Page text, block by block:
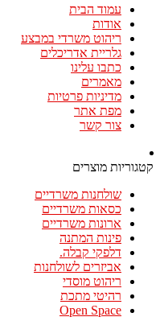
עמוד הבית
אודות
ריהוט משרדי במבצע
גלריית אדריכלים
כתבו עלינו
מאמרים
מדיניות פרטיות
מפת אתר
צור קשר
קטגוריות מוצרים
שולחנות משרדיים
כסאות משרדיים
ארונות משרדיים
פינות המתנה
דלפקי קבלה.
אביזרים לשולחנות
ריהוט מוסדי
רהיטי מתכת
Open Space